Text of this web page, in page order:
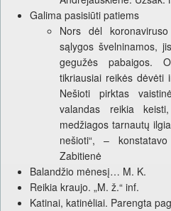
Galima pasisiūti patiems
Nors dėl
sąlygos švelninamos,
gegužės pabaigos.
tikriausiai reikės dėvėti
Nešioti pirktas
valandas reikia
medžiagos tarnautų
nešioti“, –
Zabitienė
Balandžio mėnesį… M. K.
Reikia kraujo. „M. ž.“ inf.
Katinai, katinėliai. Parengta